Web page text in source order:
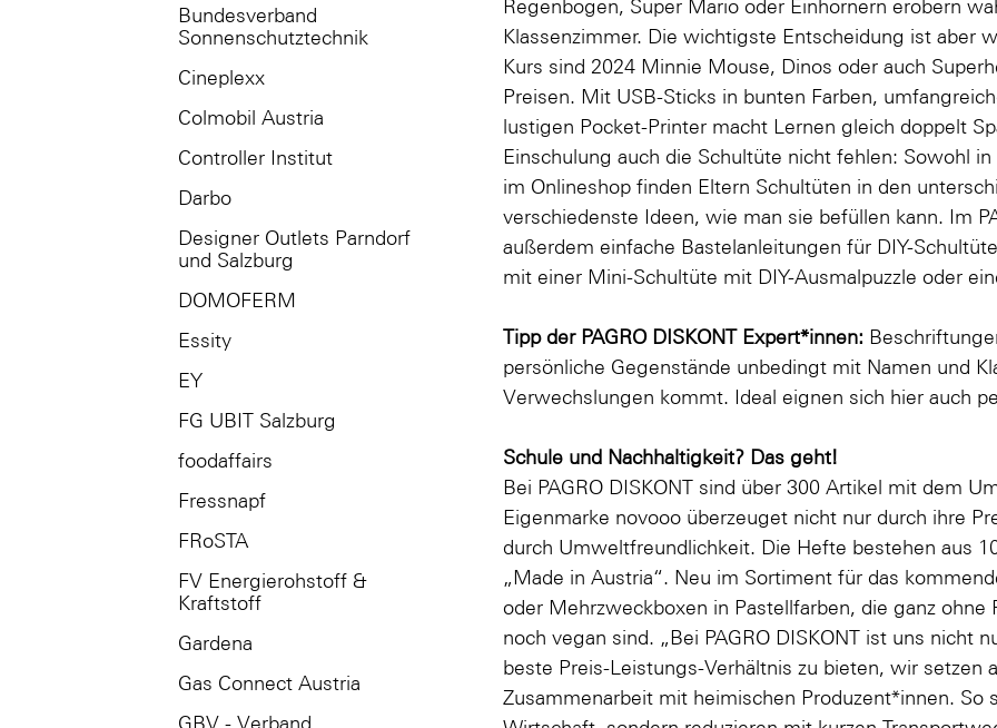
Bundesverband
Sonnenschutztechnik
Cineplexx
Colmobil Austria
Controller Institut
Darbo
Designer Outlets Parndorf
und Salzburg
DOMOFERM
Essity
EY
FG UBIT Salzburg
foodaffairs
Fressnapf
FRoSTA
FV Energierohstoff &
Kraftstoff
Gardena
Gas Connect Austria
GBV - Verband
Regenbogen, Super Mario oder Einhörnern erobern
Klassenzimmer. Die wichtigste Entscheidung ist aber
Kurs sind 2024 Minnie Mouse, Dinos oder auch
Preisen. Mit USB-Sticks in bunten Farben,
lustigen Pocket-Printer macht Lernen gleich doppelt
Einschulung auch die Schultüte nicht fehlen: Sowohl in
im Onlineshop finden Eltern Schultüten in den
verschiedenste Ideen, wie man sie befüllen kann. Im
außerdem einfache Bastelanleitungen für DIY-
mit einer Mini-Schultüte mit DIY-Ausmalpuzzle oder
Tipp der PAGRO DISKONT Expert*innen:
persönliche Gegenstände unbedingt mit Namen und
Verwechslungen kommt. Ideal eignen sich hier auch
Schule und Nachhaltigkeit? Das geht!
Bei PAGRO DISKONT sind über 300 Artikel mit dem
Eigenmarke novooo überzeuget nicht nur durch ihre
durch Umweltfreundlichkeit. Die Hefte bestehen aus
„Made in Austria“. Neu im Sortiment für das
oder Mehrzweckboxen in Pastellfarben, die ganz ohne
noch vegan sind. „Bei PAGRO DISKONT ist uns nicht
beste Preis-Leistungs-Verhältnis zu bieten, wir setzen
Zusammenarbeit mit heimischen Produzent*innen.